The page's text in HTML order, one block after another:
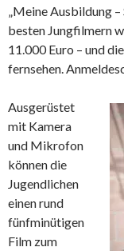
„Meine Ausbildung –
besten Jungfilmern
11.000 Euro – und
fernsehen.
Ausgerüstet
mit Kamera
und Mikrofon
können die
Jugendlichen
einen rund
fünfminütigen
Film zum